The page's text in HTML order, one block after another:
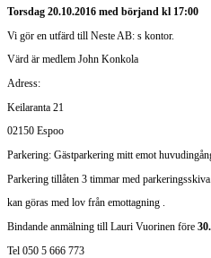
Torsdag 20.10.2016 med börjand kl 17:00
Vi gör en utfärd till Neste AB: s kontor.
Värd är medlem John Konkola
Adress:
Keilaranta 21
02150 Espoo
Parkering: Gästparkering mitt emot
Parkering tillåten 3 timmar med
kan göras med lov från emottagning .
Bindande anmälning till Lauri Vuorinen före
Tel 050 5 666 773